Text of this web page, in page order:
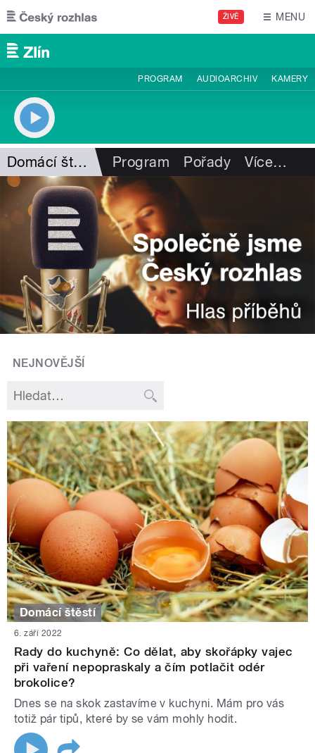
Přejít k hlavnímu obsahu
ŽIVĚ MENU
PROGRAM AUDIOARCHIV KAMERY
Domácí štěstí I. Hüttnerové Program Pořady Více…
NEJNOVĚJŠÍ
Domácí štěstí
6. září 2022
Rady do kuchyně: Co dělat, aby skořápky vajec
při vaření nepopraskaly a čím potlačit odér
brokolice?
Dnes se na skok zastavíme v kuchyni. Mám pro vás
totiž pár tipů, které by se vám mohly hodit.